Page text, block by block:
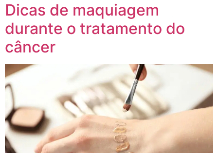
Dicas de maquiagem
durante o tratamento do
câncer